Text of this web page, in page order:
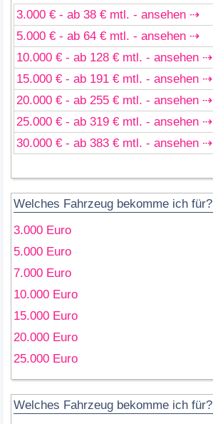
3.000 € - ab 38 € mtl. - ansehen ⇢
5.000 € - ab 64 € mtl. - ansehen ⇢
10.000 € - ab 128 € mtl. - ansehen ⇢
15.000 € - ab 191 € mtl. - ansehen ⇢
20.000 € - ab 255 € mtl. - ansehen ⇢
25.000 € - ab 319 € mtl. - ansehen ⇢
30.000 € - ab 383 € mtl. - ansehen ⇢
Welches Fahrzeug bekomme ich für?
3.000 Euro
5.000 Euro
7.000 Euro
10.000 Euro
15.000 Euro
20.000 Euro
25.000 Euro
Welches Fahrzeug bekomme ich für?